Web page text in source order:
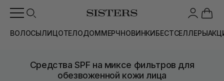
ВОЛОСЫЛИЦОТЕЛОДОММЕРЧНОВИНКИБЕСТСЕЛЛЕРЫ
Средства SPF на миксе фильтров для
обезвоженной кожи лица